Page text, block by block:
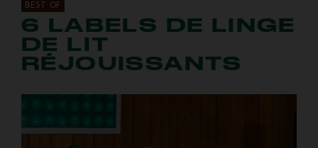
BEST OF
6 LABELS DE LINGE
DE LIT
RÉJOUISSANTS